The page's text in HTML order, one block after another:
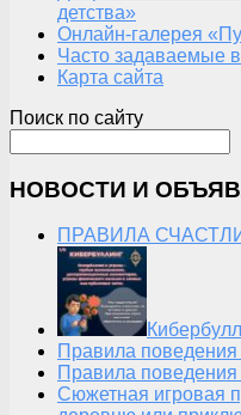
детства»
Онлайн-галерея
Часто задаваемые
Карта сайта
Поиск по сайту
НОВОСТИ И
ПРАВИЛА
Правила
Правила
Сюжетная игровая